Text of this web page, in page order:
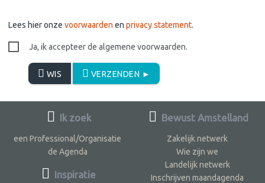
Lees hier onze voorwaarden en privacy statement.
Ja, ik accepteer de algemene voorwaarden.
WIS VERZENDEN ►
Ik zoek
een Professional/Organisatie
de Agenda
Inspiratie
Bewust Amstelland
Zakelijk netwerk
Wie zijn we
Landelijk netwerk
Inschrijven maandagenda